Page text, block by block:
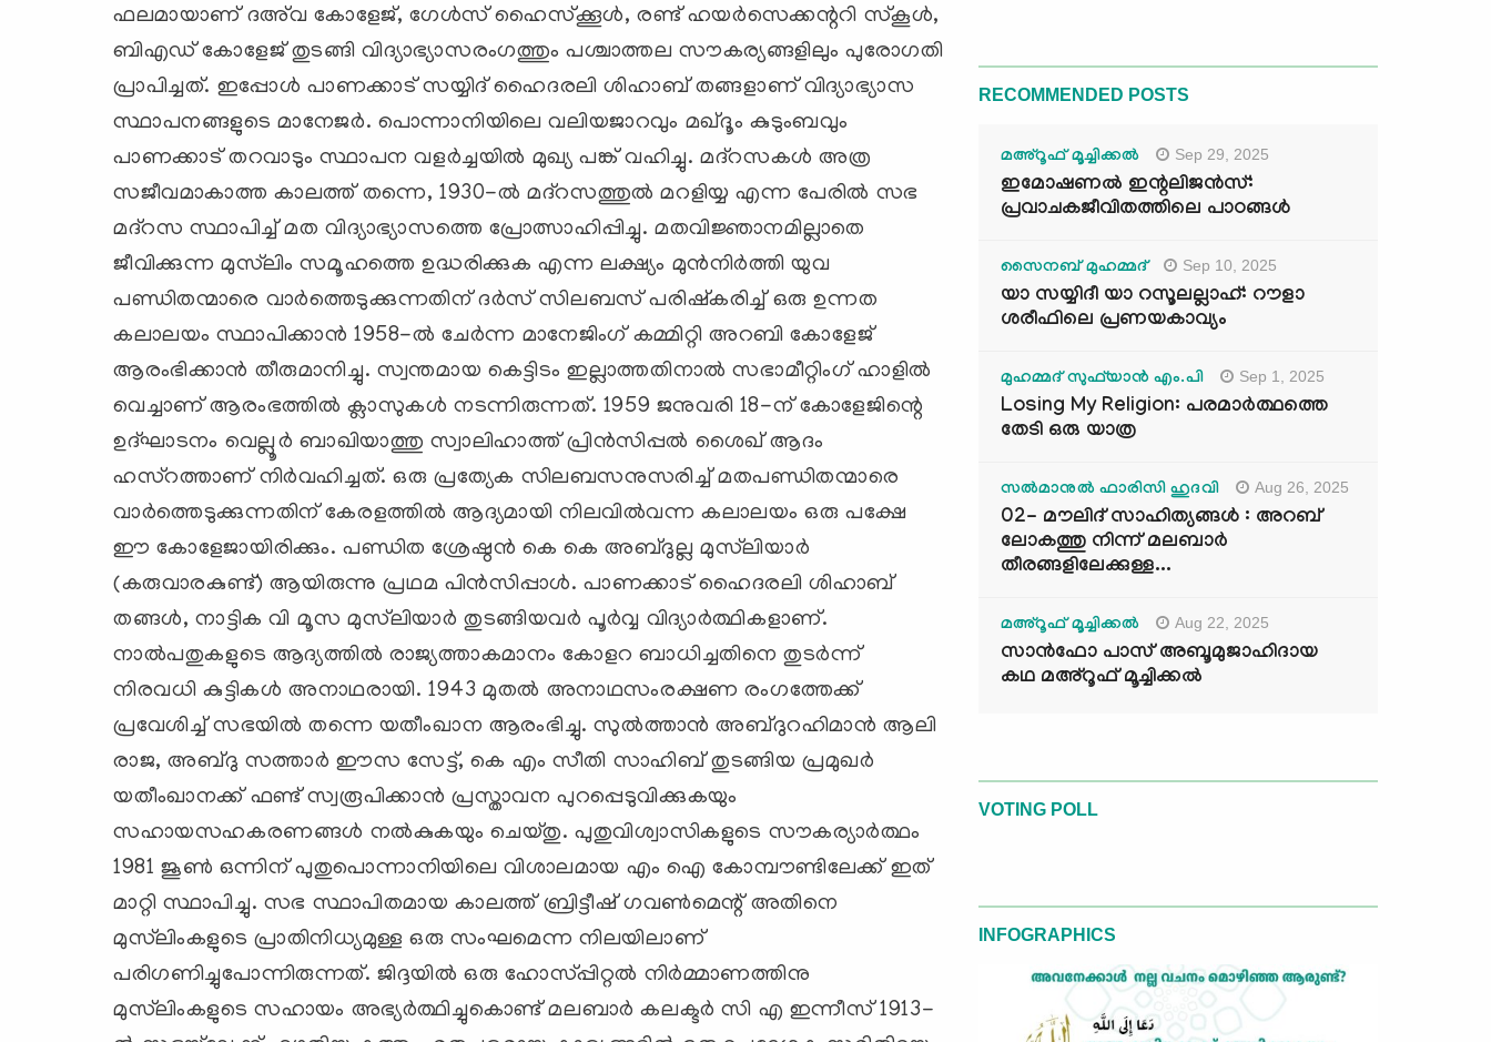
ഫലമായാണ് ദഅ്‌വ കോളേജ്, ഗേള്‍സ് ഹൈസ്‌ക്കൂള്‍, രണ്ട് ഹയര്‍സെക്കന്ററി സ്‌കൂള്‍,
ബിഎഡ് കോളേജ് തുടങ്ങി വിദ്യാഭ്യാസരംഗത്തും പശ്ചാത്തല സൗകര്യങ്ങളിലും പുരോഗതി
പ്രാപിച്ചത്. ഇപ്പോള്‍ പാണക്കാട് സയ്യിദ് ഹൈദരലി ശിഹാബ് തങ്ങളാണ് വിദ്യാഭ്യാസ
സ്ഥാപനങ്ങളുടെ മാനേജര്‍. പൊന്നാനിയിലെ വലിയജാറവും മഖ്ദൂം കുടുംബവും
പാണക്കാട് തറവാടും സ്ഥാപന വളര്‍ച്ചയില്‍ മുഖ്യ പങ്ക് വഹിച്ചു. മദ്‌റസകള്‍ അത്ര
സജീവമാകാത്ത കാലത്ത് തന്നെ, 1930-ല്‍ മദ്‌റസത്തുല്‍ മറളിയ്യ എന്ന പേരില്‍ സഭ
മദ്‌റസ സ്ഥാപിച്ച് മത വിദ്യാഭ്യാസത്തെ പ്രോത്സാഹിപ്പിച്ചു. മതവിജ്ഞാനമില്ലാതെ
ജീവിക്കുന്ന മുസ്‌ലിം സമൂഹത്തെ ഉദ്ധരിക്കുക എന്ന ലക്ഷ്യം മുന്‍നിര്‍ത്തി യുവ
പണ്ഡിതന്മാരെ വാര്‍ത്തെടുക്കുന്നതിന് ദര്‍സ് സിലബസ് പരിഷ്‌കരിച്ച് ഒരു ഉന്നത
കലാലയം സ്ഥാപിക്കാന്‍ 1958-ല്‍ ചേര്‍ന്ന മാനേജിംഗ് കമ്മിറ്റി അറബി കോളേജ്
ആരംഭിക്കാന്‍ തീരുമാനിച്ചു. സ്വന്തമായ കെട്ടിടം ഇല്ലാത്തതിനാല്‍ സഭാമീറ്റിംഗ് ഹാളില്‍
വെച്ചാണ് ആരംഭത്തില്‍ ക്ലാസുകള്‍ നടന്നിരുന്നത്. 1959 ജനുവരി 18-ന് കോളേജിന്റെ
ഉദ്ഘാടനം വെല്ലൂര്‍ ബാഖിയാത്തു സ്വാലിഹാത്ത് പ്രിന്‍സിപ്പല്‍ ശൈഖ് ആദം
ഹസ്‌റത്താണ് നിര്‍വഹിച്ചത്. ഒരു പ്രത്യേക സിലബസനുസരിച്ച് മതപണ്ഡിതന്മാരെ
വാര്‍ത്തെടുക്കുന്നതിന് കേരളത്തില്‍ ആദ്യമായി നിലവില്‍വന്ന കലാലയം ഒരു പക്ഷേ
ഈ കോളേജായിരിക്കും. പണ്ഡിത ശ്രേഷ്ഠന്‍ കെ കെ അബ്ദുല്ല മുസ്‌ലിയാര്‍
(കരുവാരകുണ്ട്) ആയിരുന്നു പ്രഥമ പിന്‍സിപ്പാള്‍. പാണക്കാട് ഹൈദരലി ശിഹാബ്
തങ്ങള്‍, നാട്ടിക വി മൂസ മുസ്‌ലിയാര്‍ തുടങ്ങിയവര്‍ പൂര്‍വ്വ വിദ്യാര്‍ത്ഥികളാണ്.
നാല്‍പതുകളുടെ ആദ്യത്തില്‍ രാജ്യത്താകമാനം കോളറ ബാധിച്ചതിനെ തുടര്‍ന്ന്
നിരവധി കുട്ടികള്‍ അനാഥരായി. 1943 മുതല്‍ അനാഥസംരക്ഷണ രംഗത്തേക്ക്
പ്രവേശിച്ച് സഭയില്‍ തന്നെ യതീംഖാന ആരംഭിച്ചു. സുല്‍ത്താന്‍ അബ്ദുറഹിമാന്‍ ആലി
രാജ, അബ്ദു സത്താര്‍ ഈസ സേട്ട്, കെ എം സീതി സാഹിബ് തുടങ്ങിയ പ്രമുഖര്‍
യതീംഖാനക്ക് ഫണ്ട് സ്വരൂപിക്കാന്‍ പ്രസ്താവന പുറപ്പെടുവിക്കുകയും
സഹായസഹകരണങ്ങള്‍ നല്‍കുകയും ചെയ്തു. പുതുവിശ്വാസികളുടെ സൗകര്യാര്‍ത്ഥം
1981 ജൂണ്‍ ഒന്നിന് പുതുപൊന്നാനിയിലെ വിശാലമായ എം ഐ കോമ്പൗണ്ടിലേക്ക് ഇത്
മാറ്റി സ്ഥാപിച്ചു. സഭ സ്ഥാപിതമായ കാലത്ത് ബ്രിട്ടീഷ് ഗവണ്‍മെന്റ് അതിനെ
മുസ്‌ലിംകളുടെ പ്രാതിനിധ്യമുള്ള ഒരു സംഘമെന്ന നിലയിലാണ്
പരിഗണിച്ചുപോന്നിരുന്നത്. ജിദ്ദയില്‍ ഒരു ഹോസ്പ്പിറ്റല്‍ നിര്‍മ്മാണത്തിനു
മുസ്‌ലിംകളുടെ സഹായം അഭ്യര്‍ത്ഥിച്ചുകൊണ്ട് മലബാര്‍ കലക്ടര്‍ സി എ ഇന്നീസ് 1913-
RECOMMENDED POSTS
മഅ്റൂഫ് മൂച്ചിക്കല്‍ Sep 29, 2025
ഇമോഷണൽ ഇന്റലിജൻസ്:
പ്രവാചകജീവിതത്തിലെ പാഠങ്ങൾ
സൈനബ് മുഹമ്മദ് Sep 10, 2025
യാ സയ്യിദീ യാ റസൂലല്ലാഹ്: റൗളാ
ശരീഫിലെ പ്രണയകാവ്യം
മുഹമ്മദ് സുഫ്‌യാൻ എം.പി Sep 1, 2025
Losing My Religion: പരമാർത്ഥത്തെ
തേടി ഒരു യാത്ര
സൽമാനുൽ ഫാരിസി ഹുദവി Aug 26, 2025
02- മൗലിദ് സാഹിത്യങ്ങൾ : അറബ്
ലോകത്തു നിന്ന് മലബാർ
തീരങ്ങളിലേക്കുള്ള...
മഅ്റൂഫ് മൂച്ചിക്കല്‍ Aug 22, 2025
സാൻഫോ പാസ് അബൂമുജാഹിദായ
കഥ മഅ്റൂഫ് മൂച്ചിക്കല്‍
VOTING POLL
INFOGRAPHICS